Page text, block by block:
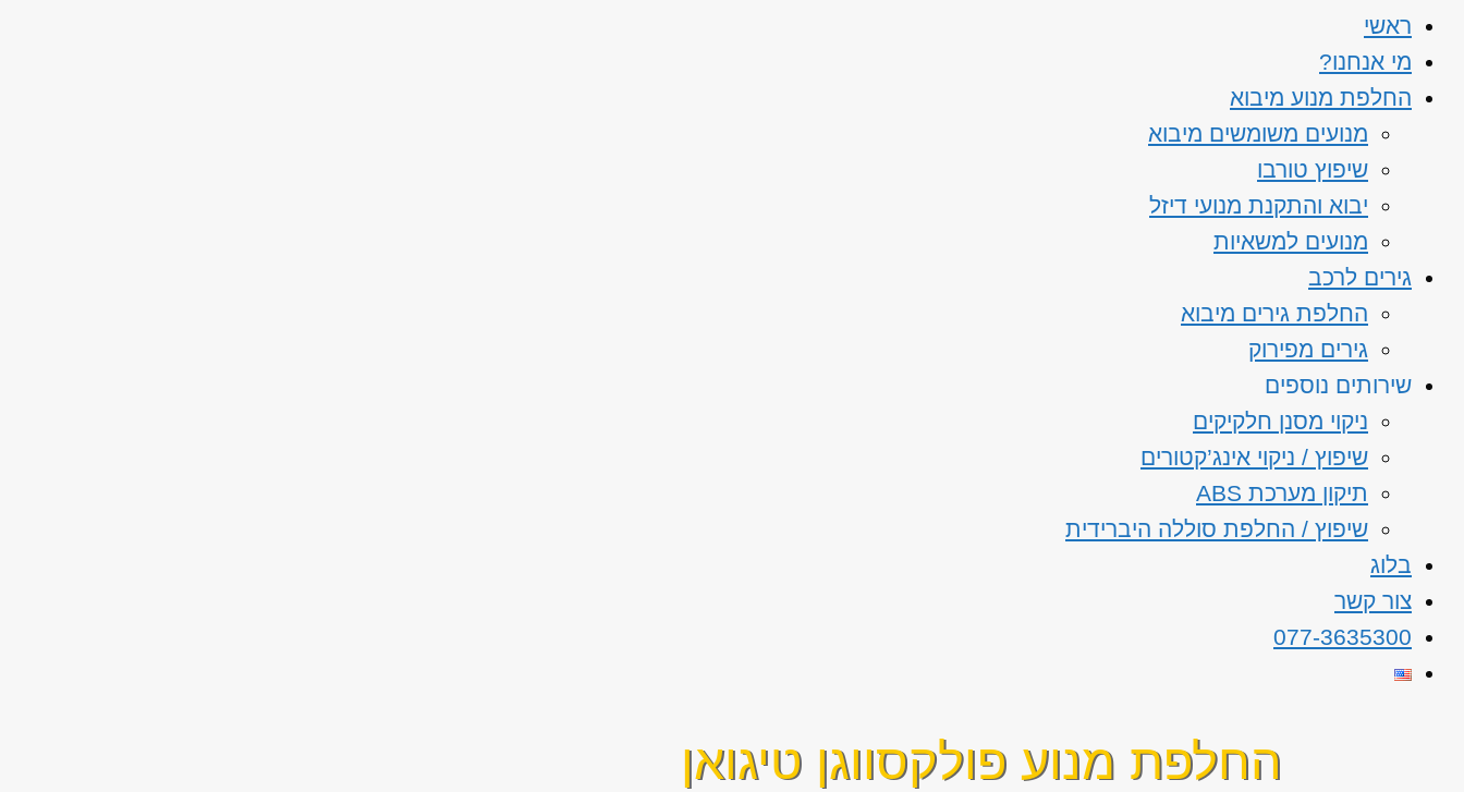
ראשי
מי אנחנו?
החלפת מנוע מיבוא
מנועים משומשים מיבוא
שיפוץ טורבו
יבוא והתקנת מנועי דיזל
מנועים למשאיות
גירים לרכב
החלפת גירים מיבוא
גירים מפירוק
שירותים נוספים
ניקוי מסנן חלקיקים
שיפוץ / ניקוי אינג’קטורים
תיקון מערכת ABS
שיפוץ / החלפת סוללה היברידית
בלוג
צור קשר
077-3635300
החלפת מנוע פולקסווגן טיגואן